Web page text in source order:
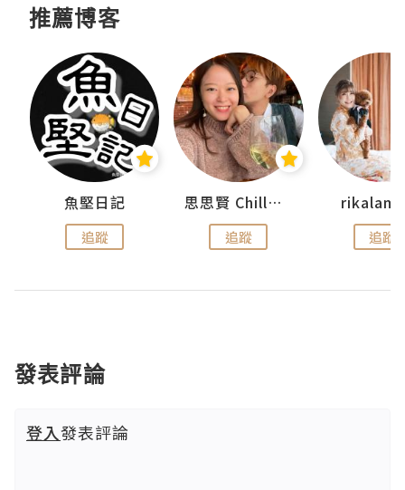
推薦博客
魚堅日記
追蹤
思思賢 ChillMyBabe
追蹤 追蹤
發表評論
登入發表評論